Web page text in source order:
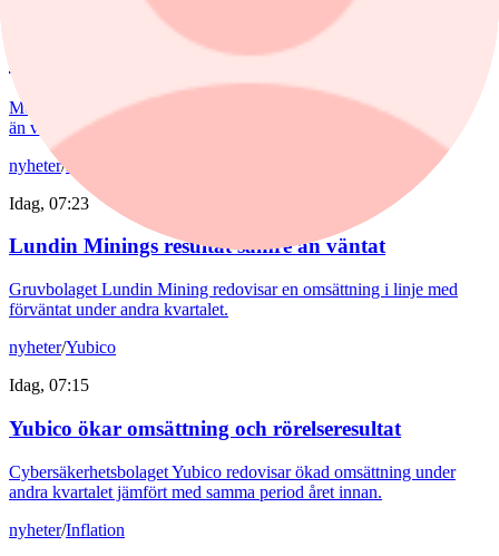
Millicom ökade rörelseresultatet ungefär
Mobiloperatören Millicom redovisar en omsättning som var högre
än väntat under andra kvartalet.
nyheter/Lundin Mining
Idag, 07:23
Lundin Minings resultat sämre än väntat
Gruvbolaget Lundin Mining redovisar en omsättning i linje med
förväntat under andra kvartalet.
nyheter/Yubico
Idag, 07:15
Yubico ökar omsättning och rörelseresultat
Cybersäkerhetsbolaget Yubico redovisar ökad omsättning under
andra kvartalet jämfört med samma period året innan.
nyheter/Inflation